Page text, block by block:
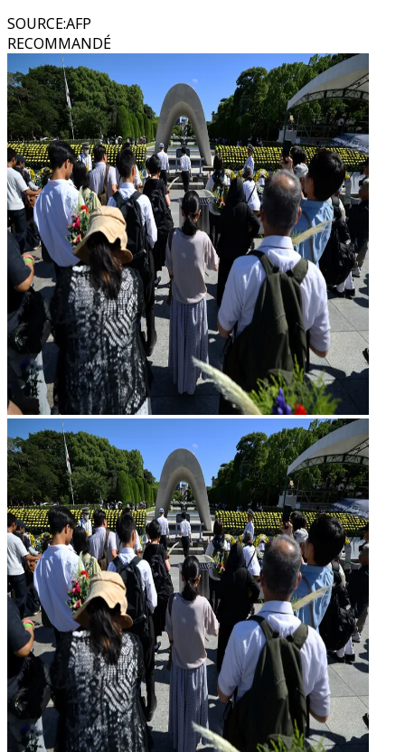
SOURCE:AFP
RECOMMANDÉ